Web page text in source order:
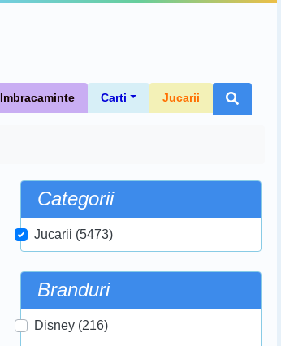
Imbracaminte Carti Jucarii
Categorii
Jucarii (5473)
Branduri
Disney (216)